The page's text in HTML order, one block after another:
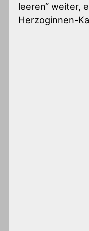
leeren“ weiter,
Herzoginnen-